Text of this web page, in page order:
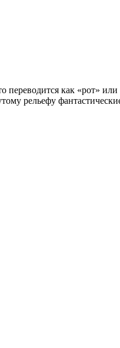
переводится как «рот»
рельефу